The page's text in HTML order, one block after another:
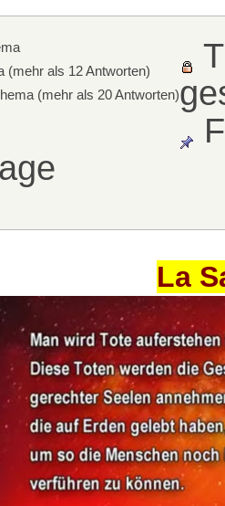
(mehr als 12 Antworten)
(mehr als 20 Antworten)
La